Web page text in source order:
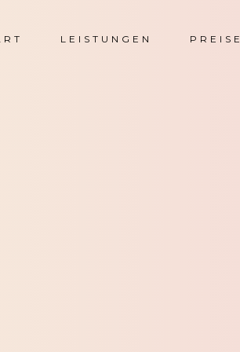
LEISTUNGEN PREISE